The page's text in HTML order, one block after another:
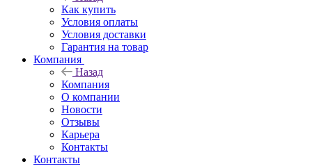
Как купить
Условия оплаты
Условия доставки
Гарантия на товар
Компания
Назад
Компания
О компании
Новости
Отзывы
Карьера
Контакты
Контакты